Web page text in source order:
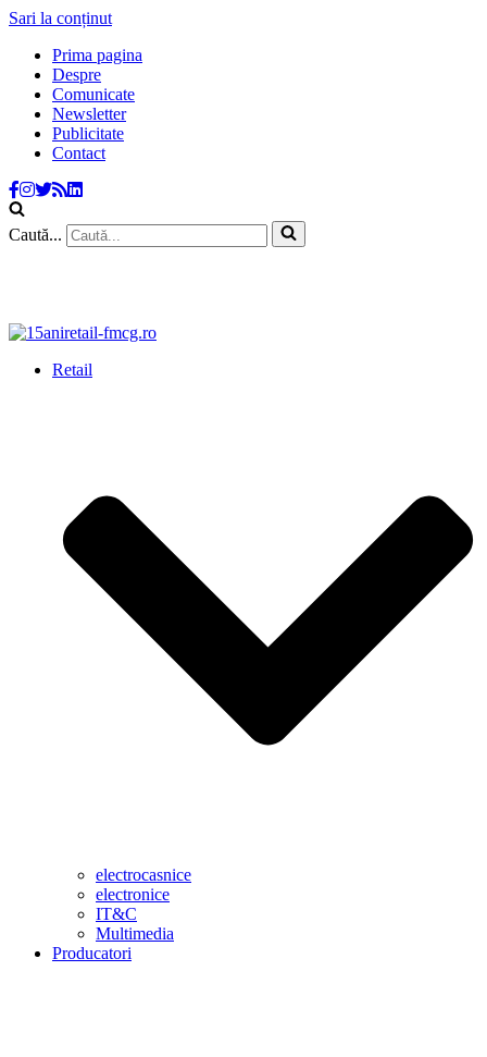
Sari la conținut
Prima pagina
Despre
Comunicate
Newsletter
Publicitate
Contact
Caută...
Retail
electrocasnice
electronice
IT&C
Multimedia
Producatori